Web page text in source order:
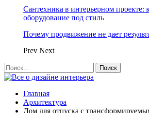
Сантехника в интерьерном проекте:
оборудование под стиль
Почему продвижение не дает
Prev Next
Главная
Архитектура
Дом для отпуска с